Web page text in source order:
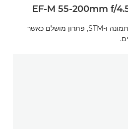
EF-M 55-200mm f/
עדשת זום טלפוטו עם מייצב תמונה ו-STM, פתרון מושלם כאשר